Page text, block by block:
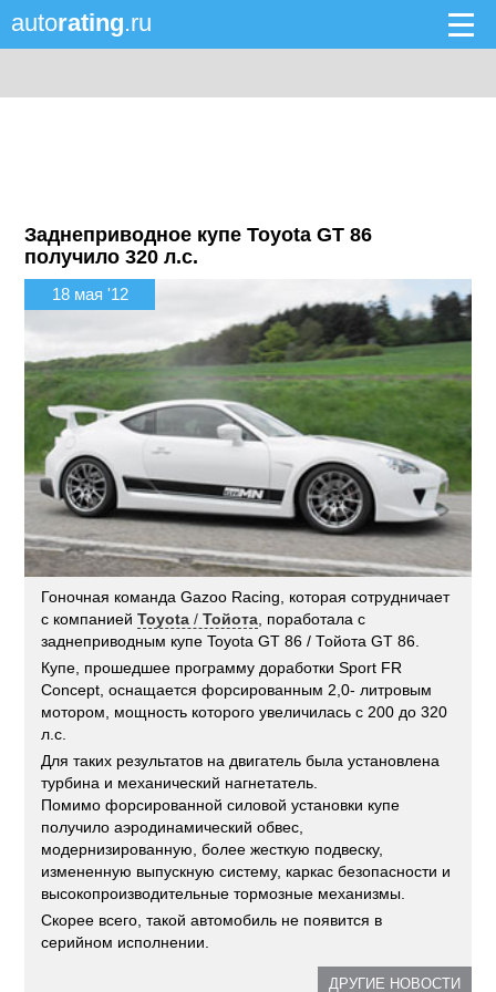
autorating.ru
Заднеприводное купе Toyota GT 86
получило 320 л.с.
18 мая '12
Гоночная команда Gazoo Racing, которая сотрудничает
с компаниейToyota /Тойота , поработала с
заднеприводным купе Toyota GT 86 / Тойота GT 86.
Купе, прошедшее программу доработки Sport FR
Concept, оснащается форсированным 2,0- литровым
мотором, мощность которого увеличилась с 200 до 320
л.с.
Для таких результатов на двигатель была установлена
турбина и механический нагнетатель.
Помимо форсированной силовой установки купе
получило аэродинамический обвес,
модернизированную, более жесткую подвеску,
измененную выпускную систему, каркас безопасности и
высокопроизводительные тормозные механизмы.
Скорее всего, такой автомобиль не появится в
серийном исполнении.
ДРУГИЕ НОВОСТИ